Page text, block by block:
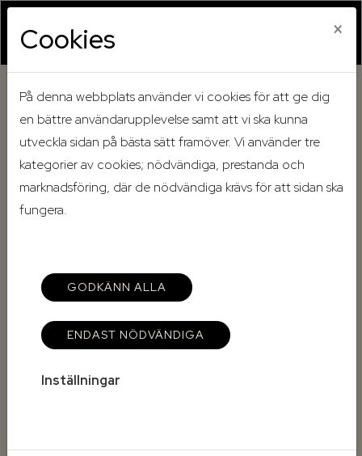
Hem Mina sidor
Mina sidor
Starta Mobilt BankID
Cookies ×
På denna webbplats använder vi cookies för att ge dig
en bättre användarupplevelse samt att vi ska kunna
utveckla sidan på bästa sätt framöver. Vi använder tre
kategorier av cookies; nödvändiga, prestanda och
marknadsföring, där de nödvändiga krävs för att sidan ska
fungera.
GODKÄNN ALLA
ENDAST NÖDVÄNDIGA
Inställningar